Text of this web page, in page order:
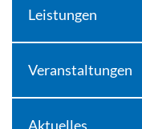
Leistungen
Veranstaltungen
Aktuelles